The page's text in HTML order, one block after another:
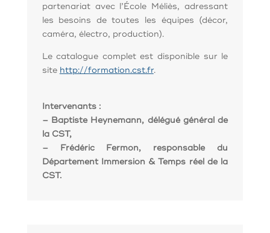
partenariat avec l’École Méliès, adressant
les besoins de toutes les équipes (décor,
caméra, électro, production).
Le catalogue complet est disponible sur le
site http://formation.cst.fr.
Intervenants :
– Baptiste Heynemann, délégué général de
la CST,
– Frédéric Fermon, responsable du
Département Immersion & Temps réel de la
CST.